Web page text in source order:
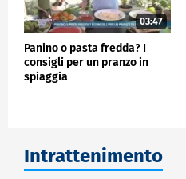
03:47
Panino o pasta fredda? I
consigli per un pranzo in
spiaggia
Intrattenimento